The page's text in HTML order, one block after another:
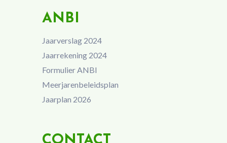
ANBI
Jaarverslag 2024
Jaarrekening 2024
Formulier ANBI
Meerjarenbeleidsplan
Jaarplan 2026